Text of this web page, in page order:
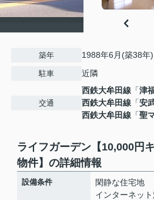
築年 1988年6月(築38年)
駐車 近隣
交通
西鉄大牟田線 「津
西鉄大牟田線 「安
西鉄大牟田線 「聖
ライフガーデン【10,000円
物件】の詳細情報
設備条件
閑静な住宅地
インターネッ